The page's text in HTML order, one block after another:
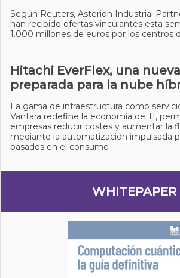
Según Reuters, Asterion Industrial
han recibido ofertas vinculantes esta
1.000 millones de euros por los centros
Hitachi EverFlex, una
preparada para la nube
La gama de infraestructura como
Vantara redefine la economía de TI,
empresas reducir costes y aumentar la
mediante la automatización impulsada
basados en el consumo
WHITEPAPER